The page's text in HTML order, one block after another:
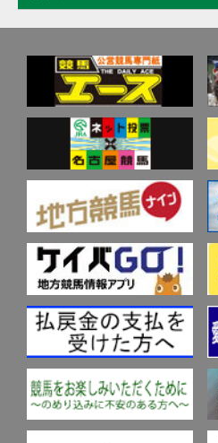
歴代リーディング
重賞競走成績･馬番別入着一覧
歴代高額払戻金
データベース